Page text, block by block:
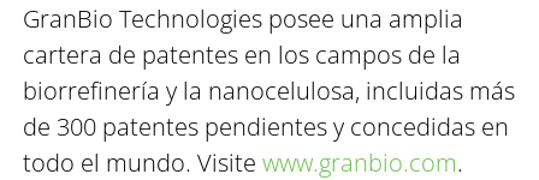
GranBio Technologies posee una amplia
cartera de patentes en los campos de la
biorrefinería y la nanocelulosa, incluidas más
de 300 patentes pendientes y concedidas en
todo el mundo. Visitewww.granbio.com.